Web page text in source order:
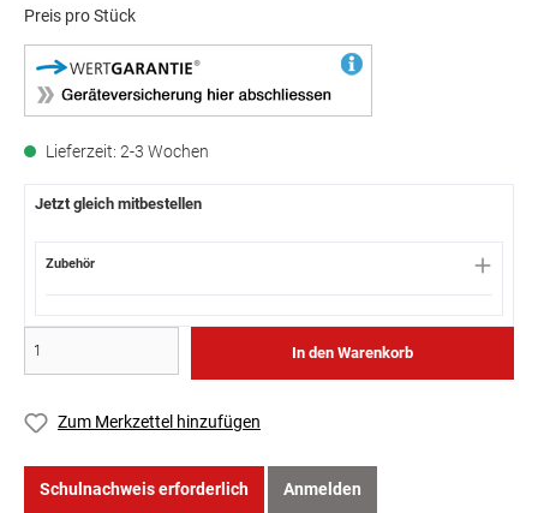
Preis pro Stück
Lieferzeit: 2-3 Wochen
Jetzt gleich mitbestellen
Zubehör
In den Warenkorb
Zum Merkzettel hinzufügen
Schulnachweis erforderlich Anmelden